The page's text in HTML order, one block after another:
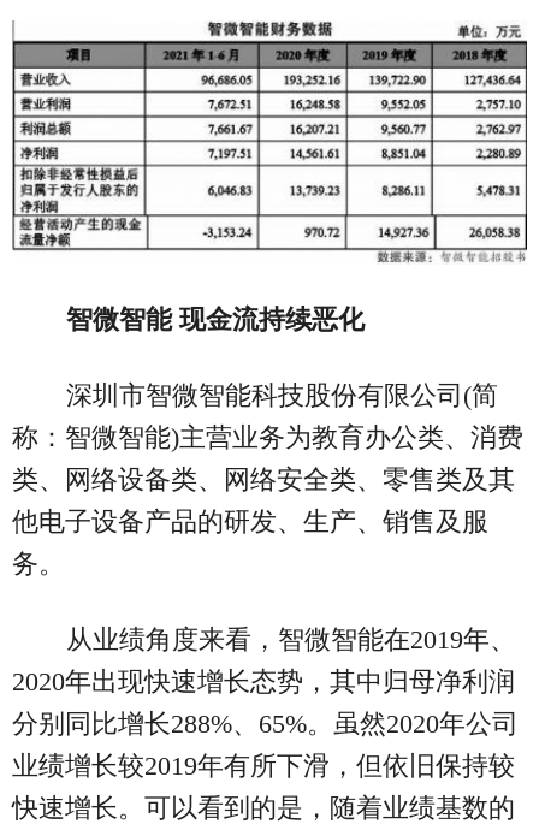
智微智能 现金流持续恶化
深圳市智微智能科技股份有限公司(简
称：智微智能)主营业务为教育办公类、消费
类、网络设备类、网络安全类、零售类及其
他电子设备产品的研发、生产、销售及服
务。
从业绩角度来看，智微智能在2019年、
2020年出现快速增长态势，其中归母净利润
分别同比增长288%、65%。虽然2020年公司
业绩增长较2019年有所下滑，但依旧保持较
快速增长。可以看到的是，随着业绩基数的